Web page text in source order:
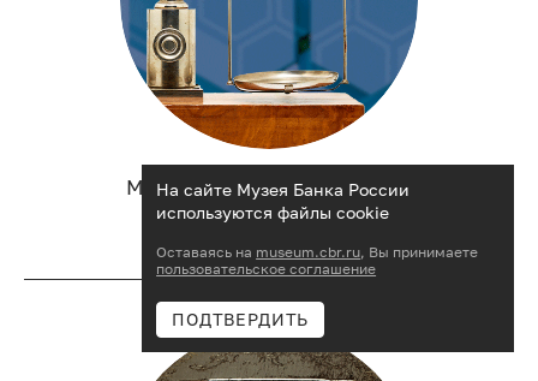
Мера вещей: с чем работали
банковские служащие
На сайте Музея Банка России
используются файлы cookie
Оставаясь на museum.cbr.ru, Вы принимаете
пользовательское соглашение
ПОДТВЕРДИТЬ